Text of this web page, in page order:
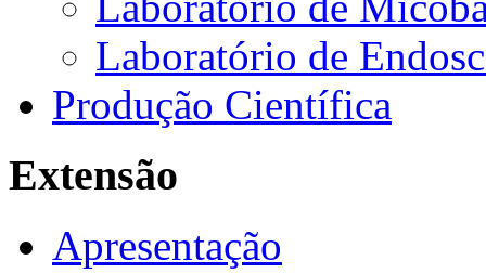
Laboratório de
Produção Científica
Extensão
Apresentação